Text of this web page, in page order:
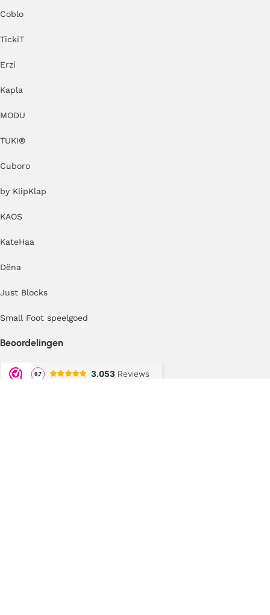
Coblo
TickiT
Erzi
Kapla
MODU
TUKI®
Cuboro
by KlipKlap
KAOS
KateHaa
Dëna
Just Blocks
Small Foot speelgoed
Beoordelingen